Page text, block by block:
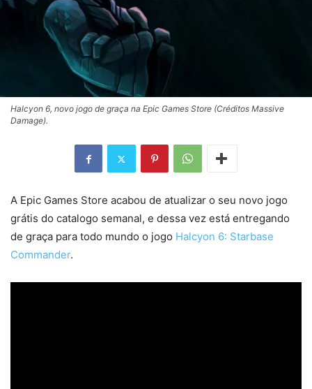
Halcyon 6, novo jogo de graça na Epic Games Store (Créditos Massive
Damage).
A Epic Games Store acabou de atualizar o seu novo jogo
grátis do catalogo semanal, e dessa vez está entregando
de graça para todo mundo o jogo Halcyon 6: Starbase
Commander.